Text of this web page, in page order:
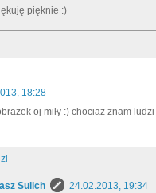
pięknie :)
18:28
oj miły :) chociaż znam
Sulich
24.02.2013, 19:34